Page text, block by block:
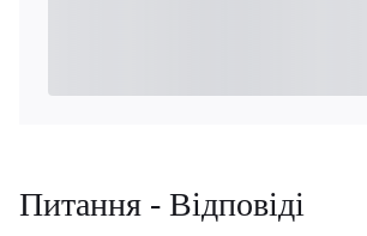
Питання - Відповіді